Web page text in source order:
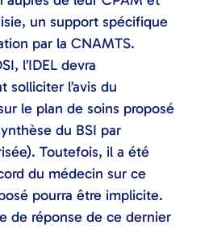
un support spécifique
par la CNAMTS.
l’IDEL devra
solliciter l’avis du
le plan de soins proposé
du BSI par
Toutefois, il a été
du médecin sur ce
pourra être implicite.
de réponse de ce dernier